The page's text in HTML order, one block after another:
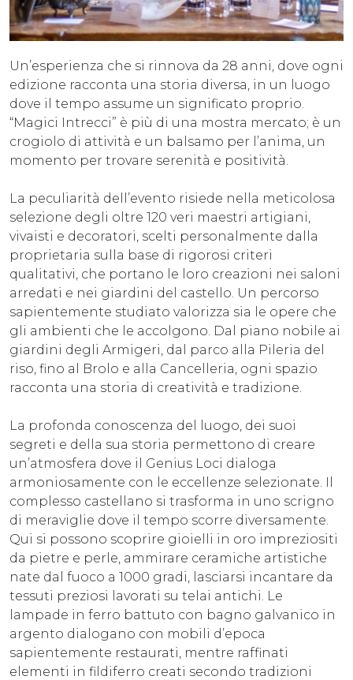
Un’esperienza che si rinnova da 28 anni, dove ogni
edizione racconta una storia diversa, in un luogo
dove il tempo assume un significato proprio.
“Magici Intrecci” è più di una mostra mercato; è un
crogiolo di attività e un balsamo per l’anima, un
momento per trovare serenità e positività.
La peculiarità dell’evento risiede nella meticolosa
selezione degli oltre 120 veri maestri artigiani,
vivaisti e decoratori, scelti personalmente dalla
proprietaria sulla base di rigorosi criteri
qualitativi, che portano le loro creazioni nei saloni
arredati e nei giardini del castello. Un percorso
sapientemente studiato valorizza sia le opere che
gli ambienti che le accolgono. Dal piano nobile ai
giardini degli Armigeri, dal parco alla Pileria del
riso, fino al Brolo e alla Cancelleria, ogni spazio
racconta una storia di creatività e tradizione.
La profonda conoscenza del luogo, dei suoi
segreti e della sua storia permettono di creare
un’atmosfera dove il Genius Loci dialoga
armoniosamente con le eccellenze selezionate. Il
complesso castellano si trasforma in uno scrigno
di meraviglie dove il tempo scorre diversamente.
Qui si possono scoprire gioielli in oro impreziositi
da pietre e perle, ammirare ceramiche artistiche
nate dal fuoco a 1000 gradi, lasciarsi incantare da
tessuti preziosi lavorati su telai antichi. Le
lampade in ferro battuto con bagno galvanico in
argento dialogano con mobili d’epoca
sapientemente restaurati, mentre raffinati
elementi in fildiferro creati secondo tradizioni